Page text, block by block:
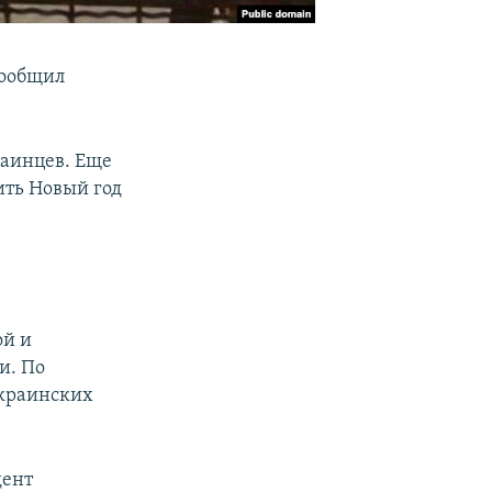
Еще
Новый год
и
По